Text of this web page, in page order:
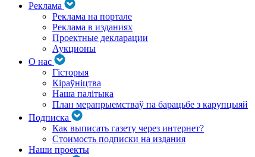
Реклама
Реклама на портале
Реклама в изданиях
Проектные декларации
Аукционы
О нас
Гісторыя
Кіраўніцтва
Наша палітыка
План мерапрыемстваў па барацьбе з карупцыяй
Подписка
Как выписать газету через интернет?
Стоимость подписки на издания
Наши проекты